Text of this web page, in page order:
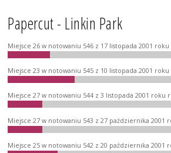
Papercut - Linkin Park
Miejsce 26 w notowaniu 546 z 17 listopada 2001
Miejsce 23 w notowaniu 545 z 10 listopada 2001
Miejsce 27 w notowaniu 544 z 3 listopada 2001 roku
Miejsce 27 w notowaniu 543 z 27 października 2001
Miejsce 25 w notowaniu 542 z 20 października 2001